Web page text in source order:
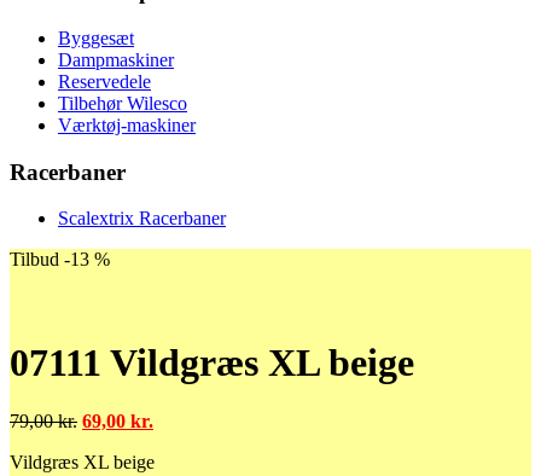
Byggesæt
Dampmaskiner
Reservedele
Tilbehør Wilesco
Værktøj-maskiner
Racerbaner
Scalextrix Racerbaner
Tilbud -13 %
07111 Vildgræs XL beige
79,00kr. Den
pris
69,00 kr.
pris
Vildgræs XL beige